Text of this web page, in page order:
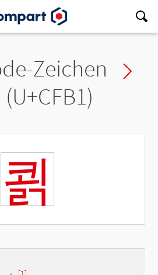
Zeichen
(U+CFB1)
쾱